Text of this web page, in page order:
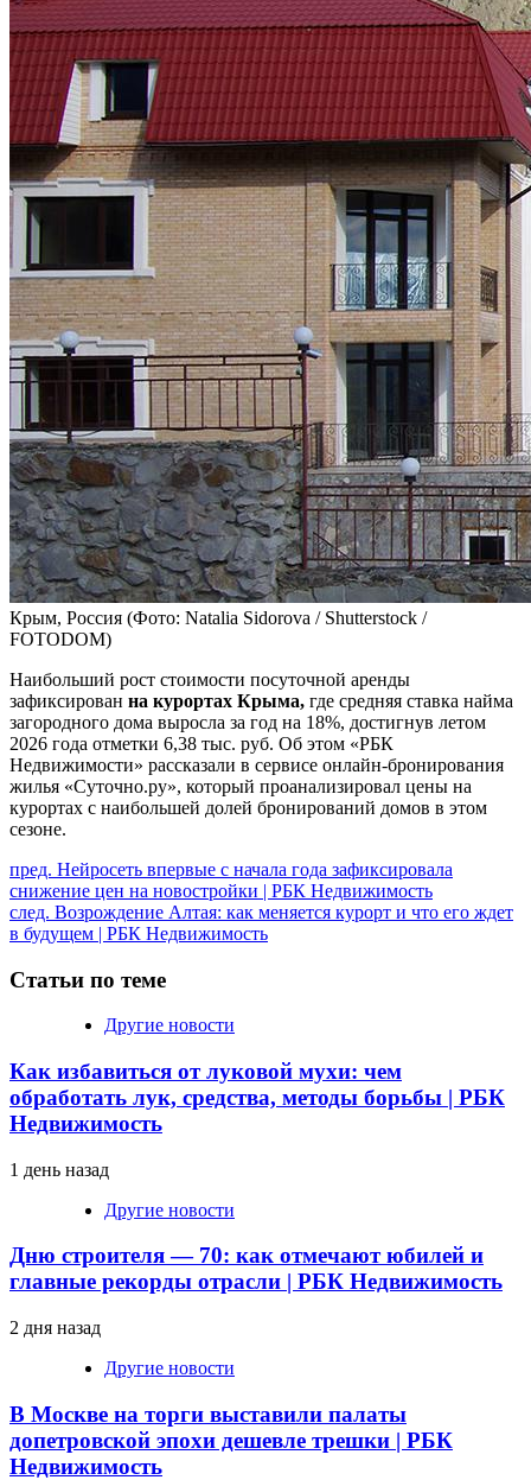
Крым, Россия (Фото: Natalia Sidorova / Shutterstock /
FOTODOM)
Наибольший рост стоимости посуточной аренды
зафиксирован на курортах Крыма, где средняя ставка найма
загородного дома выросла за год на 18%, достигнув летом
2026 года отметки 6,38 тыс. руб. Об этом «РБК
Недвижимости» рассказали в сервисе онлайн-бронирования
жилья «Суточно.ру», который проанализировал цены на
курортах с наибольшей долей бронирований домов в этом
сезоне.
Продолжить
чтение
пред. Нейросеть впервые с начала года зафиксировала
снижение цен на новостройки | РБК Недвижимость
след. Возрождение Алтая: как меняется курорт и что его ждет
в будущем | РБК Недвижимость
Статьи по теме
Другие новости
Как избавиться от луковой мухи: чем
обработать лук, средства, методы борьбы | РБК
Недвижимость
1 день назад
Другие новости
Дню строителя — 70: как отмечают юбилей и
главные рекорды отрасли | РБК Недвижимость
2 дня назад
Другие новости
В Москве на торги выставили палаты
допетровской эпохи дешевле трешки | РБК
Недвижимость